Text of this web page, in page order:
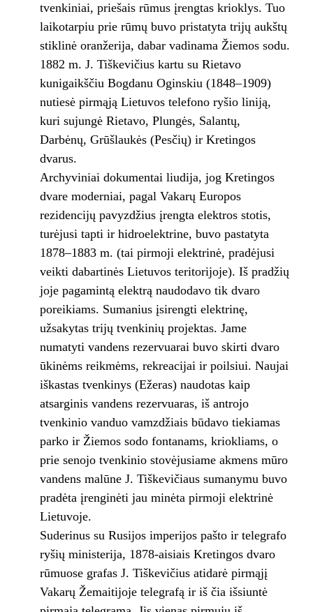
tvenkiniai, priešais rūmus įrengtas krioklys. Tuo
laikotarpiu prie rūmų buvo pristatyta trijų aukštų
stiklinė oranžerija, dabar vadinama Žiemos sodu.
1882 m. J. Tiškevičius kartu su Rietavo
kunigaikščiu Bogdanu Oginskiu (1848–1909)
nutiesė pirmąją Lietuvos telefono ryšio liniją,
kuri sujungė Rietavo, Plungės, Salantų,
Darbėnų, Grūšlaukės (Pesčių) ir Kretingos
dvarus.
Archyviniai dokumentai liudija, jog Kretingos
dvare moderniai, pagal Vakarų Europos
rezidencijų pavyzdžius įrengta elektros stotis,
turėjusi tapti ir hidroelektrine, buvo pastatyta
1878–1883 m. (tai pirmoji elektrinė, pradėjusi
veikti dabartinės Lietuvos teritorijoje). Iš pradžių
joje pagamintą elektrą naudodavo tik dvaro
poreikiams. Sumanius įsirengti elektrinę,
užsakytas trijų tvenkinių projektas. Jame
numatyti vandens rezervuarai buvo skirti dvaro
ūkinėms reikmėms, rekreacijai ir poilsiui. Naujai
iškastas tvenkinys (Ežeras) naudotas kaip
atsarginis vandens rezervuaras, iš antrojo
tvenkinio vanduo vamzdžiais būdavo tiekiamas
parko ir Žiemos sodo fontanams, kriokliams, o
prie senojo tvenkinio stovėjusiame akmens mūro
vandens malūne J. Tiškevičiaus sumanymu buvo
pradėta įrenginėti jau minėta pirmoji elektrinė
Lietuvoje.
Suderinus su Rusijos imperijos pašto ir telegrafo
ryšių ministerija, 1878-aisiais Kretingos dvaro
rūmuose grafas J. Tiškevičius atidarė pirmąjį
Vakarų Žemaitijoje telegrafą ir iš čia išsiuntė